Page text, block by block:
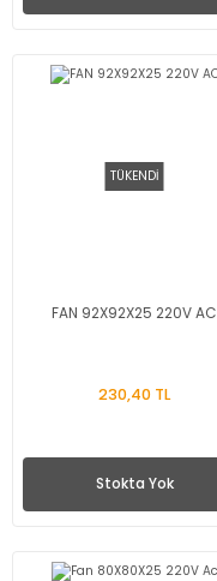
TÜKENDİ
FAN 92X92X25 220V AC
230,40 TL
Stokta Yok